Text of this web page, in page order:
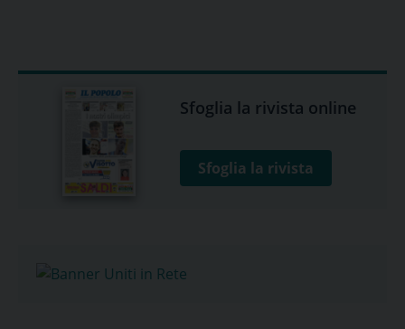
Sfoglia la rivista online
Sfoglia la rivista